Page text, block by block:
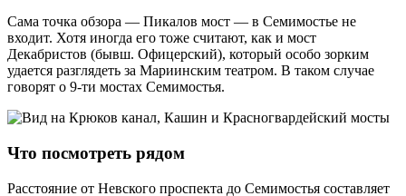
Сама точка обзора — Пикалов мост — в Семимостье не
входит. Хотя иногда его тоже считают, как и мост
Декабристов (бывш. Офицерский), который особо зорким
удается разглядеть за Мариинским театром. В таком случае
говорят о 9-ти мостах Семимостья.
Что посмотреть рядом
Расстояние от Невского проспекта до Семимостья составляет